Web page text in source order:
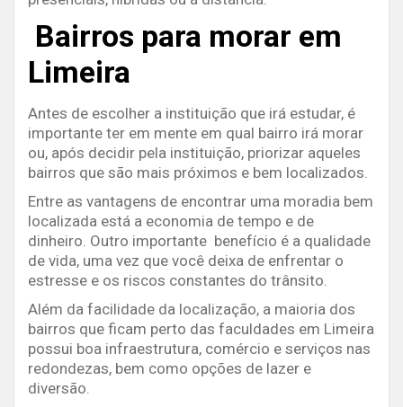
Bairros para morar em
Limeira
Antes de escolher a instituição que irá estudar, é
importante ter em mente em qual bairro irá morar
ou, após decidir pela instituição, priorizar aqueles
bairros que são mais próximos e bem localizados.
Entre as vantagens de encontrar uma moradia bem
localizada está a economia de tempo e de
dinheiro. Outro importante benefício é a qualidade
de vida, uma vez que você deixa de enfrentar o
estresse e os riscos constantes do trânsito.
Além da facilidade da localização, a maioria dos
bairros que ficam perto das faculdades em Limeira
possui boa infraestrutura, comércio e serviços nas
redondezas, bem como opções de lazer e
diversão.